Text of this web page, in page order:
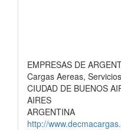
EMPRESAS DE
Cargas Aereas, Servicios
CIUDAD DE BUENOS
AIRES
ARGENTINA
http://